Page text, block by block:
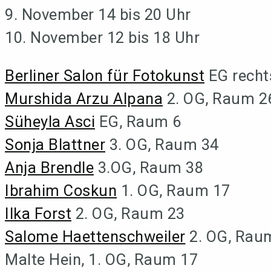
9. November 14 bis 20 Uhr
10. November 12 bis 18 Uhr
Berliner Salon für Fotokunst EG
Murshida Arzu Alpana 2. OG, Raum
Süheyla Asci EG, Raum 6
Sonja Blattner 3. OG, Raum 34
Anja Brendle 3.OG, Raum 38
Ibrahim Coskun 1. OG, Raum 17
Ilka Forst 2. OG, Raum 23
Salome Haettenschweiler 2. OG,
Malte Hein, 1. OG, Raum 17